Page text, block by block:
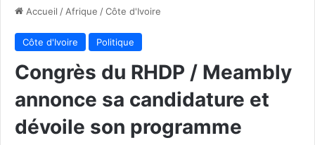
Accueil / Afrique /Côte d'Ivoire
Côte d'Ivoire Politique
Congrès du RHDP / Meambly
annonce sa candidature et
dévoile son programme